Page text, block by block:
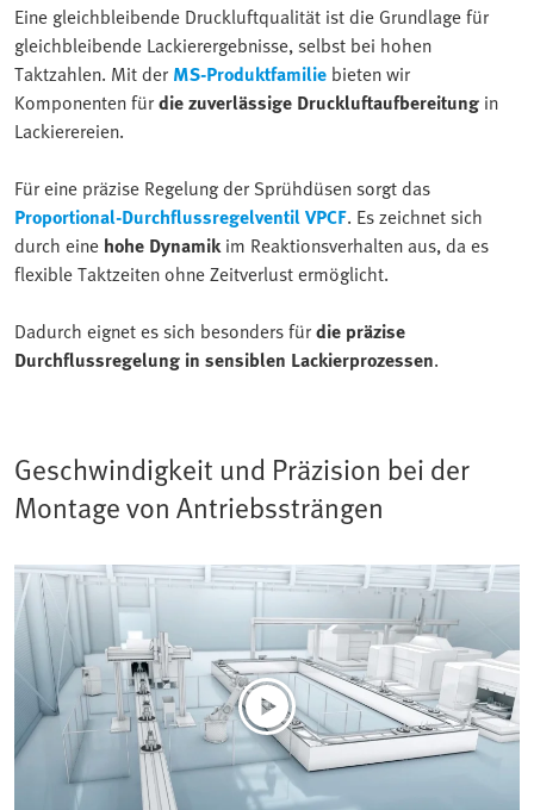
Eine gleichbleibende Druckluftqualität ist die Grundlage für
gleichbleibende Lackierergebnisse, selbst bei hohen
Taktzahlen. Mit der MS-Produktfamilie bieten wir
Komponenten fürdie zuverlässige Druckluftaufbereitung in
Lackierereien.
Für eine präzise Regelung der Sprühdüsen sorgt das
Proportional-Durchflussregelventil VPCF. Es zeichnet sich
durch eine hohe Dynamikim Reaktionsverhalten aus, da es
flexible Taktzeiten ohne Zeitverlust ermöglicht.
Dadurch eignet es sich besonders fürdie präzise
Durchflussregelung in sensiblen Lackierprozessen.
Geschwindigkeit und Präzision bei der
Montage von Antriebssträngen